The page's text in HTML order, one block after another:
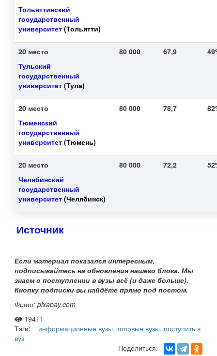
Тольяттинский
государственный
университет (Тольятти)
20 место
Тульский
государственный
университет (Тула)
80 000 67,9
20 место
Тюменский
государственный
университет (Тюмень)
80 000 78,7
20 место
Челябинский
государственный
университет (Челябинск)
80 000 72,2
Источник
Если материал показался интересным,
подписывайтесь на обновления нашего блога. Мы
знаем о поступлении в вузы всё (и даже больше).
Кнопку подписки вы найдёте прямо под постом.
Фото: pixabay.com
19411
Тэги:
информационные вузы, топовые вузы, поступить в
вуз
Поделиться: